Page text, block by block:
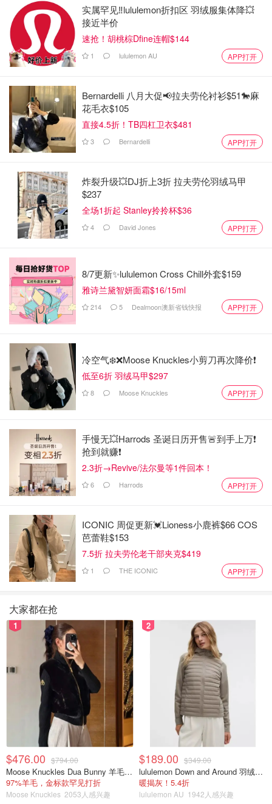
实属罕见‼️lululemon折扣区 羽绒服集体降💥
接近半价
速抢！胡桃棕Dfine连帽$144
1 lululemon AU APP打开
Bernardelli 八月大促📢拉夫劳伦衬衫$51🐎麻
花毛衣$105
直接4.5折！TB四杠卫衣$481
3 Bernardelli APP打开
炸裂升级💥DJ折上3折 拉夫劳伦羽绒马甲
$237
全场1折起 Stanley拎拎杯$36
4 David Jones APP打开
8/7更新✨lululemon Cross Chill外套$159
雅诗兰黛智妍面霜$16/15ml
214 5 Dealmoon澳新省钱快报 APP打开
冷空气❄️❌️Moose Knuckles小剪刀再次降价❗️
低至6折 羽绒马甲$297
8 Moose Knuckles APP打开
手慢无💥Harrods 圣诞日历开售🚨到手上万❗️
抢到就赚❗️
2.3折→Revive/法尔曼等1件回本！
6 Harrods APP打开
ICONIC 周促更新💓Lioness小鹿裤$66 COS
芭蕾鞋$153
7.5折 拉夫劳伦老干部夹克$419
1 THE ICONIC APP打开
大家都在抢
1
$476.00 $794.00
Moose Knuckles Dua Bunny 羊毛混纺针织夹克
97%羊毛，金标款罕见打折
Moose Knuckles 2053人感兴趣
2
$189.00 $349.00
lululemon Down and Around 羽绒夹克
暖揭灰！5.4折
lululemon AU 1942人感兴趣